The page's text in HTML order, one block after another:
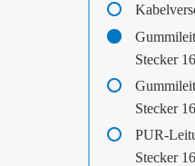
Stecker
Stecker
PUR-
Stecker